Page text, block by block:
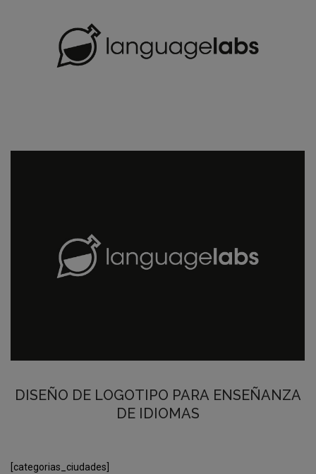
DISEÑO DE LOGOTIPO PARA ENSEÑANZA
DE IDIOMAS
[categorias_ciudades]